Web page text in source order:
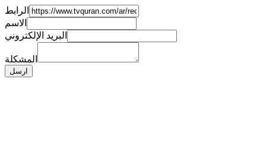
الرابط
الاسم
البريد الإلكتروني
المشكلة
ارسل